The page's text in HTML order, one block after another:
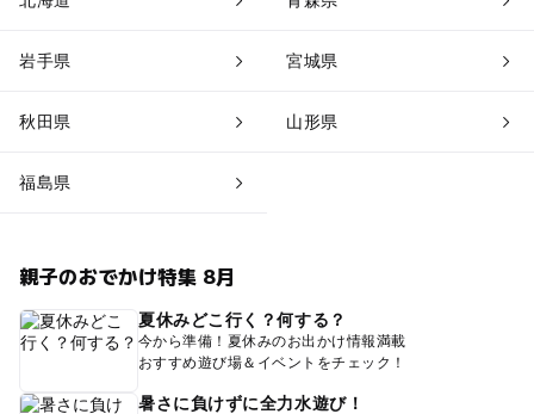
岩手県 宮城県
秋田県 山形県
福島県
親子のおでかけ特集 8月
夏休みどこ行く？何する？
今から準備！夏休みのお出かけ情報満載
おすすめ遊び場＆イベントをチェック！
暑さに負けずに全力水遊び！